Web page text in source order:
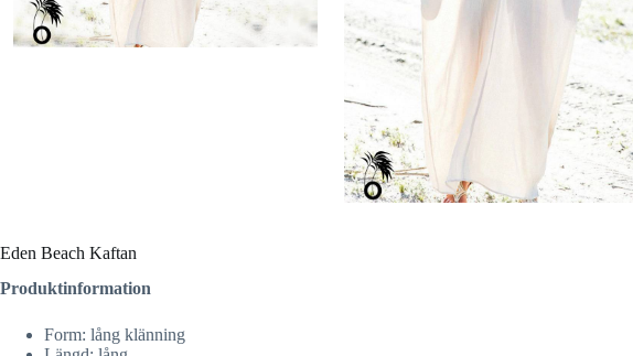
Eden Beach Kaftan
Produktinformation
Form: lång klänning